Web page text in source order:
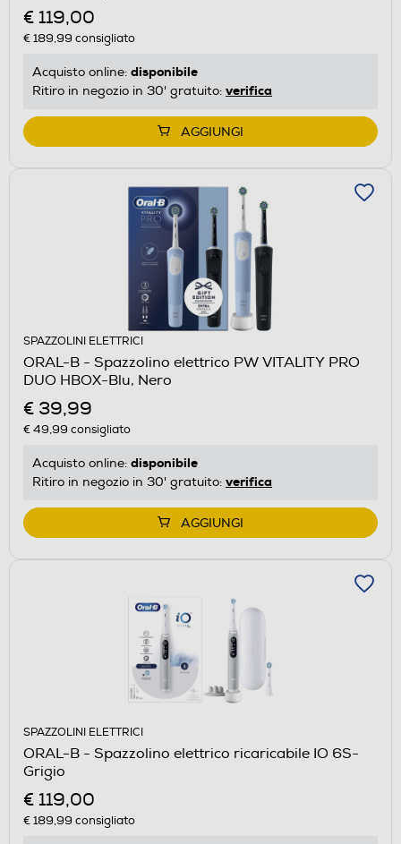
€ 119,00
€ 189,99 consigliato
Acquisto online: disponibile
Ritiro in negozio in 30' gratuito: verifica
AGGIUNGI
SPAZZOLINI ELETTRICI
ORAL-B - Spazzolino elettrico PW VITALITY PRO
DUO HBOX-Blu, Nero
€ 39,99
€ 49,99 consigliato
Acquisto online: disponibile
Ritiro in negozio in 30' gratuito: verifica
AGGIUNGI
SPAZZOLINI ELETTRICI
ORAL-B - Spazzolino elettrico ricaricabile IO 6S-
Grigio
€ 119,00
€ 189,99 consigliato